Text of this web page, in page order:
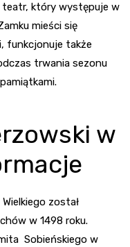
teatr, który występuje w
mieści się
funkcjonuje także
trwania sezonu
w
został
w 1498 roku.
Sobieńskiego w